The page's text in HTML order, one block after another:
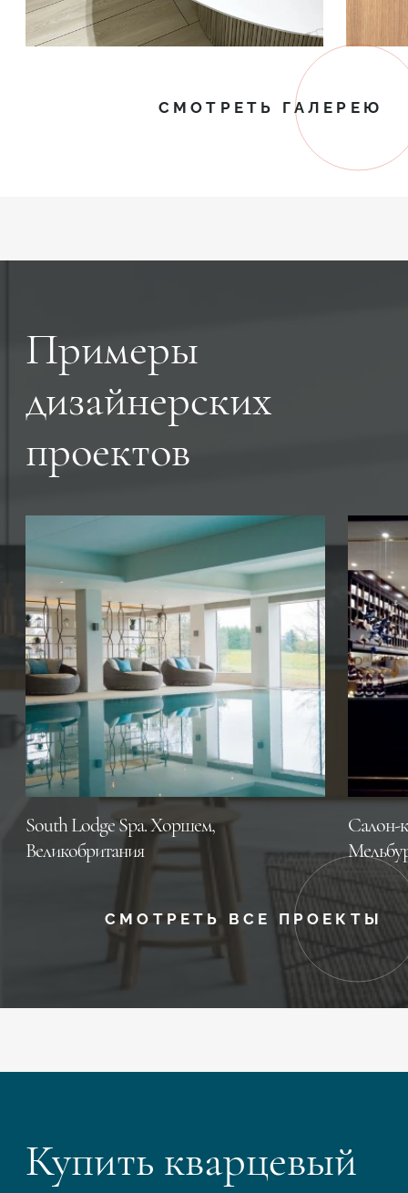
СМОТРЕТЬ ГАЛЕРЕЮ
Примеры
дизайнерских
проектов
South Lodge Spa. Хоршем,
Великобритания
Салон-
СМОТРЕТЬ ВСЕ ПРОЕКТЫ
Купить кварцевый